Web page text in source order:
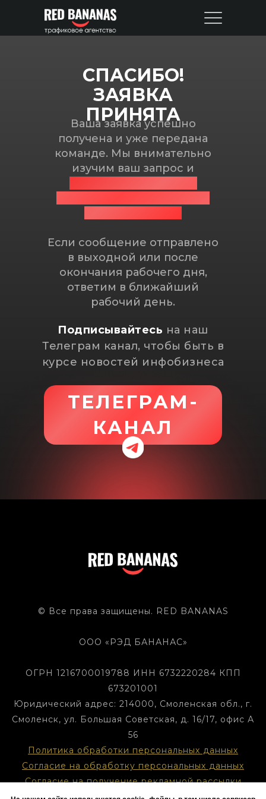
СПАСИБО!
ЗАЯВКА
ПРИНЯТА
Ваша заявка успешно
получена и уже передана
команде. Мы внимательно
изучим ваш запрос и
Если сообщение отправлено
в выходной или после
окончания рабочего дня,
ответим в ближайший
рабочий день.
Подписывайтесь на наш
Телеграм канал, чтобы быть в
курсе новостей инфобизнеса
ТЕЛЕГРАМ-
КАНАЛ
© Все права защищены. RED BANANAS
ООО «РЭД БАНАНАС»
ОГРН 1216700019788 ИНН 6732220284 КПП
673201001
Юридический адрес: 214000, Смоленская обл., г.
Смоленск, ул. Большая Советская, д. 16/17, офис А
56
Политика обработки персональных данных
Согласие на обработку персональных данных
Согласие на получение рекламной рассылки
Оферта VK Реклама